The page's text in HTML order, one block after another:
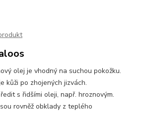
olej je vhodný na suchou pokožku.
kůži po zhojených jizvách.
s řidšími oleji, např. hroznovým.
rovněž obklady z teplého